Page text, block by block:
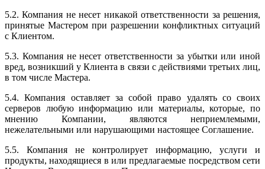
5.2. Компания не несет никакой ответственности за решения,
принятые Мастером при разрешении конфликтных ситуаций
с Клиентом.
5.3. Компания не несет ответственности за убытки или иной
вред, возникший у Клиента в связи с действиями третьих лиц,
в том числе Мастера.
5.4. Компания оставляет за собой право удалять со своих
серверов любую информацию или материалы, которые, по
мнению Компании, являются неприемлемыми,
нежелательными или нарушающими настоящее Соглашение.
5.5. Компания не контролирует информацию, услуги и
продукты, находящиеся в или предлагаемые посредством сети